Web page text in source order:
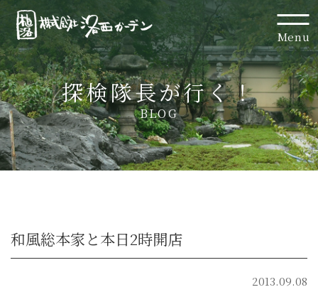
Menu
探検隊長が行く！
BLOG
和風総本家と本日2時開店
2013.09.08